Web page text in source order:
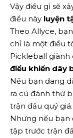
Vậy điều gì sẽ
điều này luyện
Theo Allyce,
chỉ là một điều
Pickleball giành
điều khiển dây
Nếu bạn đang
ra cú đánh thứ
trận đấu quý giá.
Nhưng nếu bạn
tập trước trận